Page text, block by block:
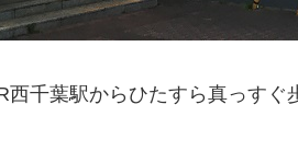
西千葉駅からひたすら真っす